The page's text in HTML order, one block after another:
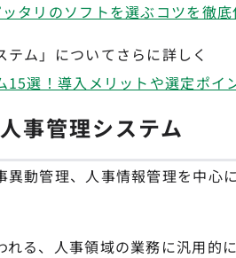
タリのソフトを選ぶコツを徹底
ム」についてさらに詳しく
15選！導入メリットや選定ポイ
事管理システム
動管理、人事情報管理を中心
る、人事領域の業務に汎用的